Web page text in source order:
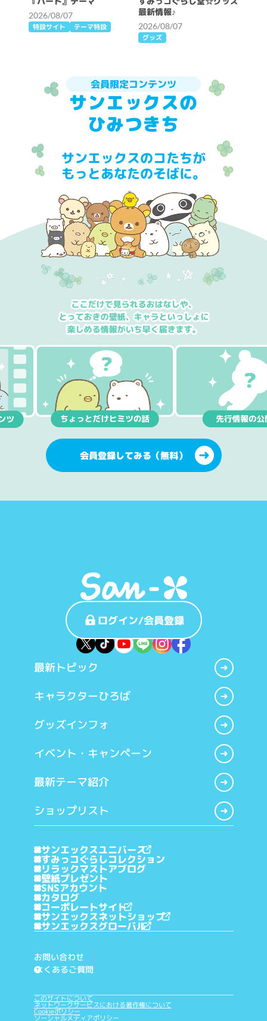
2026/08/07
特設サイト テーマ特設
最新情報♪
2026/08/07
グッズ
会員限定コンテンツ
サンエックスの
ひみつきち
サンエックスのコたちが
もっとあなたのそばに。
会員登録してみる（無料）
ログイン/会員登録
最新トピック
キャラクターひろば
グッズインフォ
イベント・キャンペーン
最新テーマ紹介
ショップリスト
サンエックスユニバース
すみっコぐらしコレクション
リラックマストアブログ
壁紙プレゼント
SNSアカウント
カタログ
コーポレートサイト
サンエックスネットショップ
サンエックスグローバル
お問い合わせ
?
よくあるご質問
このサイトについて
ネットワークサービスにおける著作権について
Cookieポリシー
ソーシャルメディアポリシー